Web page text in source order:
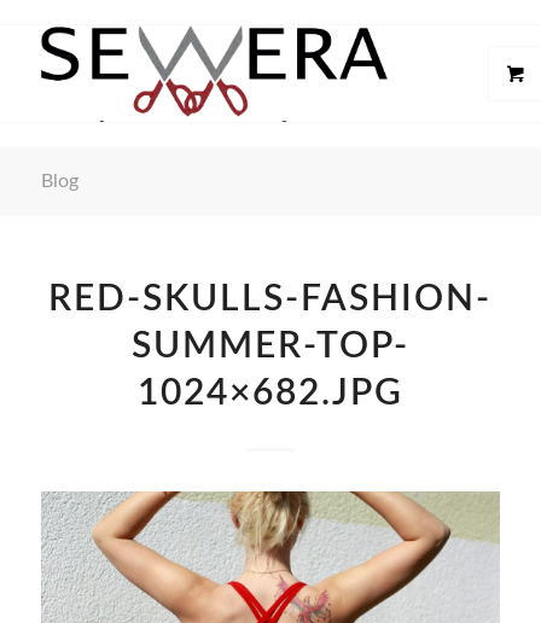
Blog
RED-SKULLS-FASHION-
SUMMER-TOP-
1024×682.JPG